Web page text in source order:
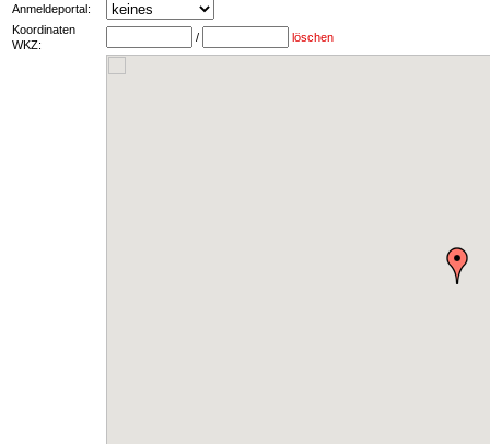
Anmeldeportal:
Koordinaten
WKZ:
/ löschen